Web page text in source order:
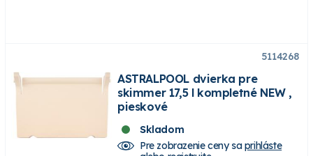
5114268
ASTRALPOOL dvierka pre
skimmer 17,5 l kompletné NEW ,
pieskové
Skladom
Pre zobrazenie ceny saprihláste